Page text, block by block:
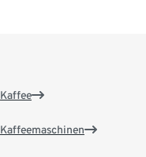
Kaffee
Kaffeemaschinen